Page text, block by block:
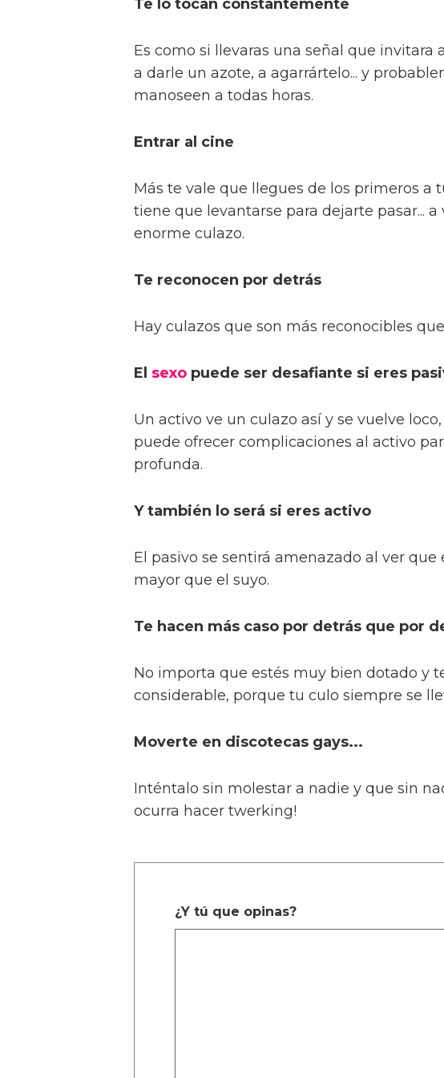
Te lo tocan constantemente
Es como si llevaras una señal que
a darle un azote, a agarrártelo... y
manoseen a todas horas.
Entrar al cine
Más te vale que llegues de los primeros a
tiene que levantarse para dejarte pasar...
enorme culazo.
Te reconocen por detrás
Hay culazos que son más reconocibles
El sexo puede ser desafiante si eres
Un activo ve un culazo así y se vuelve
puede ofrecer complicaciones al activo
profunda.
Y también lo será si eres activo
El pasivo se sentirá amenazado al ver
mayor que el suyo.
Te hacen más caso por detrás que por
No importa que estés muy bien dotado y
considerable, porque tu culo siempre se
Moverte en discotecas gays...
Inténtalo sin molestar a nadie y que sin
ocurra hacer twerking!
¿Y tú que opinas?